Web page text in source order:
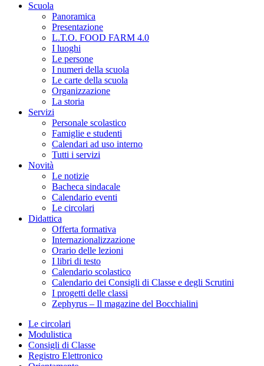
Scuola
Panoramica
Presentazione
L.T.O. FOOD FARM 4.0
I luoghi
Le persone
I numeri della scuola
Le carte della scuola
Organizzazione
La storia
Servizi
Personale scolastico
Famiglie e studenti
Calendari ad uso interno
Tutti i servizi
Novità
Le notizie
Bacheca sindacale
Calendario eventi
Le circolari
Didattica
Offerta formativa
Internazionalizzazione
Orario delle lezioni
I libri di testo
Calendario scolastico
Calendario dei Consigli di Classe e degli Scrutini
I progetti delle classi
Zephyrus – Il magazine del Bocchialini
Le circolari
Modulistica
Consigli di Classe
Registro Elettronico